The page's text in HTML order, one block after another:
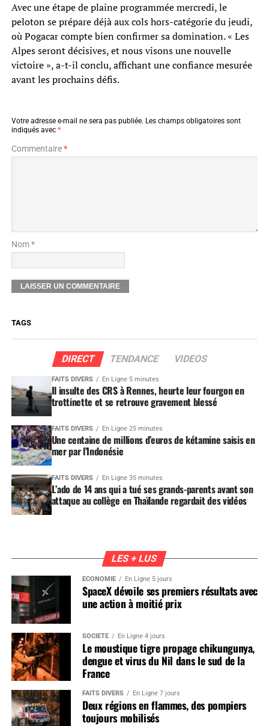
Avec une étape de plaine programmée mercredi, le
peloton se prépare déjà aux cols hors-catégorie du jeudi,
où Pogacar compte bien confirmer sa domination. « Les
Alpes seront décisives, et nous visons une nouvelle
victoire », a-t-il conclu, affichant une confiance mesurée
avant les prochains défis.
Votre adresse e-mail ne sera pas publiée. Les champs obligatoires sont
indiqués avec *
Commentaire*
Nom *
TAGS
DIRECT TENDANCE VIDEOS
FAITS DIVERS En Ligne 5 minutes
Il insulte des CRS à Rennes, heurte leur fourgon en
trottinette et se retrouve gravement blessé
FAITS DIVERS En Ligne 25 minutes
Une centaine de millions d’euros de kétamine saisis en
mer par l’Indonésie
FAITS DIVERS En Ligne 35 minutes
L’ado de 14 ans qui a tué ses grands-parents avant son
attaque au collège en Thaïlande regardait des vidéos
LES + LUS
ÉCONOMIE En Ligne 5 jours
SpaceX dévoile ses premiers résultats avec
une action à moitié prix
SOCIÉTÉ En Ligne 4 jours
Le moustique tigre propage chikungunya,
dengue et virus du Nil dans le sud de la
France
FAITS DIVERS En Ligne 7 jours
Deux régions en flammes, des pompiers
toujours mobilisés